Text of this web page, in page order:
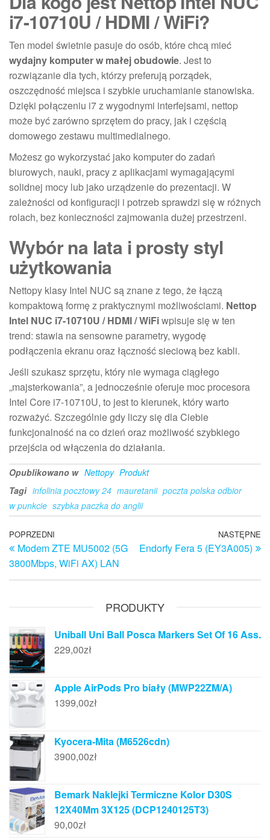
i7-10710U / HDMI / WiFi?
Ten model świetnie pasuje do osób, które chcą mieć
wydajny komputer w małej obudowie. Jest to
rozwiązanie dla tych, którzy preferują porządek,
oszczędność miejsca i szybkie uruchamianie stanowiska.
Dzięki połączeniu i7 z wygodnymi interfejsami, nettop
może być zarówno sprzętem do pracy, jak i częścią
domowego zestawu multimedialnego.
Możesz go wykorzystać jako komputer do zadań
biurowych, nauki, pracy z aplikacjami wymagającymi
solidnej mocy lub jako urządzenie do prezentacji. W
zależności od konfiguracji i potrzeb sprawdzi się w różnych
rolach, bez konieczności zajmowania dużej przestrzeni.
Wybór na lata i prosty styl
użytkowania
Nettopy klasy Intel NUC są znane z tego, że łączą
kompaktową formę z praktycznymi możliwościami. Nettop
Intel NUC i7-10710U / HDMI / WiFiwpisuje się w ten
trend: stawia na sensowne parametry, wygodę
podłączenia ekranu oraz łączność sieciową bez kabli.
Jeśli szukasz sprzętu, który nie wymaga ciągłego
„majsterkowania”, a jednocześnie oferuje moc procesora
Intel Core i7-10710U, to jest to kierunek, który warto
rozważyć. Szczególnie gdy liczy się dla Ciebie
funkcjonalność na co dzień oraz możliwość szybkiego
przejścia od włączenia do działania.
Opublikowano w Nettopy Produkt
Tagi infolinia pocztowy 24 mauretanii poczta polska odbior
w punkcie szybka paczka do anglii
Nawigacja
wpisu
Poprzedni
wpis
POPRZEDNI
Modem ZTE MU5002 (5G
3800Mbps, WiFi AX) LAN
NASTĘPNE
Endorfy Fera 5 (EY3A005)
PRODUKTY
Uniball Uni Ball Posca Markers Set Of 16 Ass.
229,00zł
Apple AirPods Pro biały (MWP22ZM/A)
1399,00zł
Kyocera-Mita (M6526cdn)
3900,00zł
Bemark Naklejki Termiczne Kolor D30S
12X40Mm 3X125 (DCP1240125T3)
90,00zł